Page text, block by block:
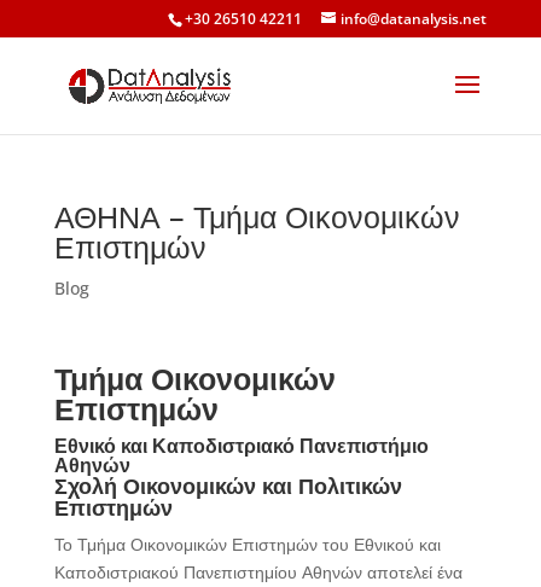
+30 26510 42211 info@datanalysis.net
ΑΘΗΝΑ – Τμήμα Οικονομικών
Επιστημών
Blog
Τμήμα Οικονομικών
Επιστημών
Εθνικό και Καποδιστριακό Πανεπιστήμιο
Αθηνών
Σχολή Οικονομικών και Πολιτικών
Επιστημών
Το Τμήμα Οικονομικών Επιστημών του Εθνικού και
Καποδιστριακού Πανεπιστημίου Αθηνών αποτελεί ένα